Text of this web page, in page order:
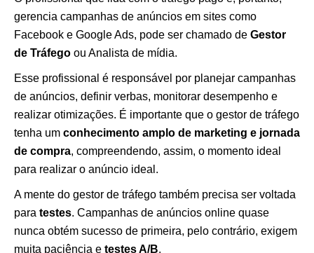
gerencia campanhas de anúncios em sites como
Facebook e Google Ads, pode ser chamado de Gestor
de Tráfego ou Analista de mídia.
Esse profissional é responsável por planejar campanhas
de anúncios, definir verbas, monitorar desempenho e
realizar otimizações. É importante que o gestor de tráfego
tenha um conhecimento amplo de marketing e jornada
de compra, compreendendo, assim, o momento ideal
para realizar o anúncio ideal.
A mente do gestor de tráfego também precisa ser voltada
para testes. Campanhas de anúncios online quase
nunca obtém sucesso de primeira, pelo contrário, exigem
muita paciência e testes A/B.